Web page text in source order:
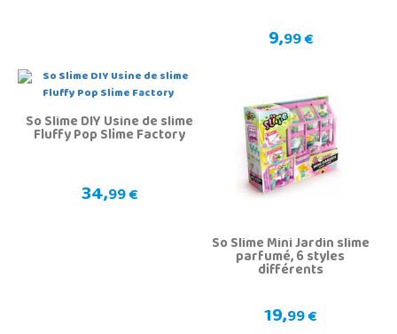
9,99 €
So Slime DIY Usine de slime
Fluffy Pop Slime Factory
34,99 €
So Slime Mini Jardin slime
parfumé, 6 styles
différents
19,99 €